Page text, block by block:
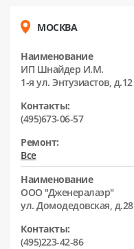
МОСКВА
Наименование
ИП Шнайдер И.М.
1-я ул. Энтузиастов, д.12
Контакты:
(495)673-06-57
Ремонт:
Все
Наименование
ООО "Дженералаэр"
ул. Домодедовская, д.28
Контакты:
(495)223-42-86